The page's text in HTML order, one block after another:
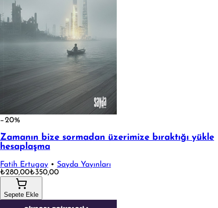
−20%
Zamanın bize sormadan üzerimize bıraktığı yükle
hesaplaşma
Fatih Ertugay • Sayda Yayınları
₺280,00₺350,00
Sepete Ekle